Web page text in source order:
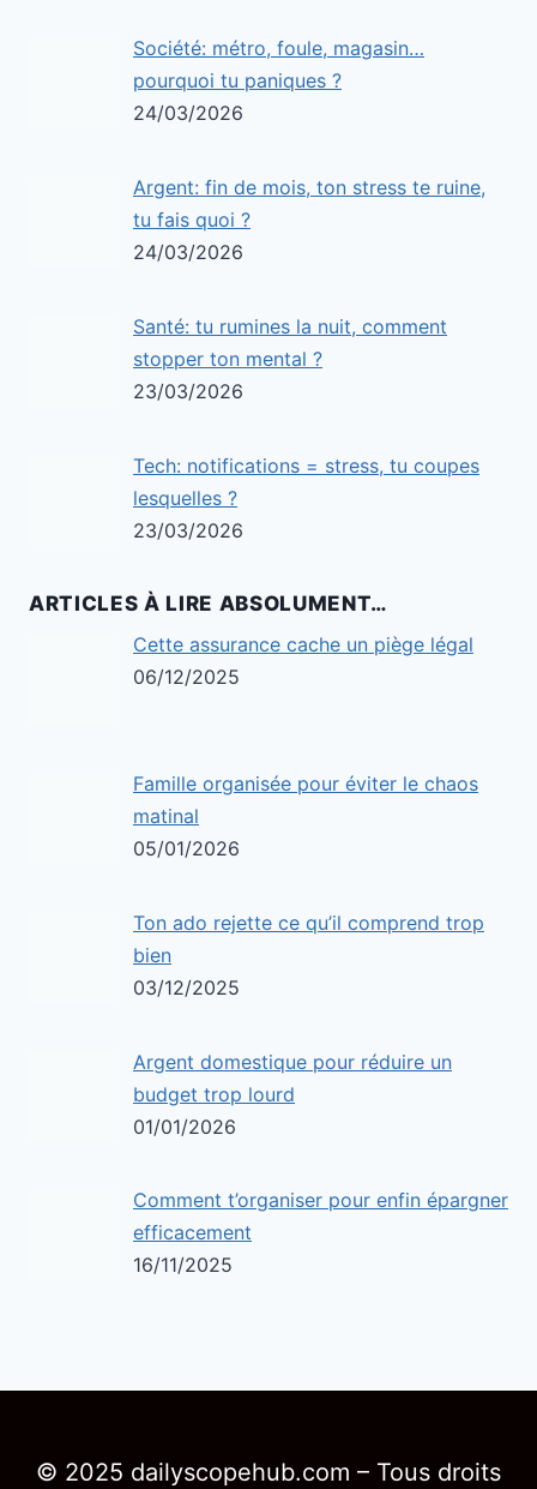
Société: métro, foule, magasin…
pourquoi tu paniques ?
24/03/2026
Argent: fin de mois, ton stress te ruine,
tu fais quoi ?
24/03/2026
Santé: tu rumines la nuit, comment
stopper ton mental ?
23/03/2026
Tech: notifications = stress, tu coupes
lesquelles ?
23/03/2026
ARTICLES À LIRE ABSOLUMENT…
Cette assurance cache un piège légal
06/12/2025
Famille organisée pour éviter le chaos
matinal
05/01/2026
Ton ado rejette ce qu’il comprend trop
bien
03/12/2025
Argent domestique pour réduire un
budget trop lourd
01/01/2026
Comment t’organiser pour enfin épargner
efficacement
16/11/2025
© 2025 dailyscopehub.com – Tous droits